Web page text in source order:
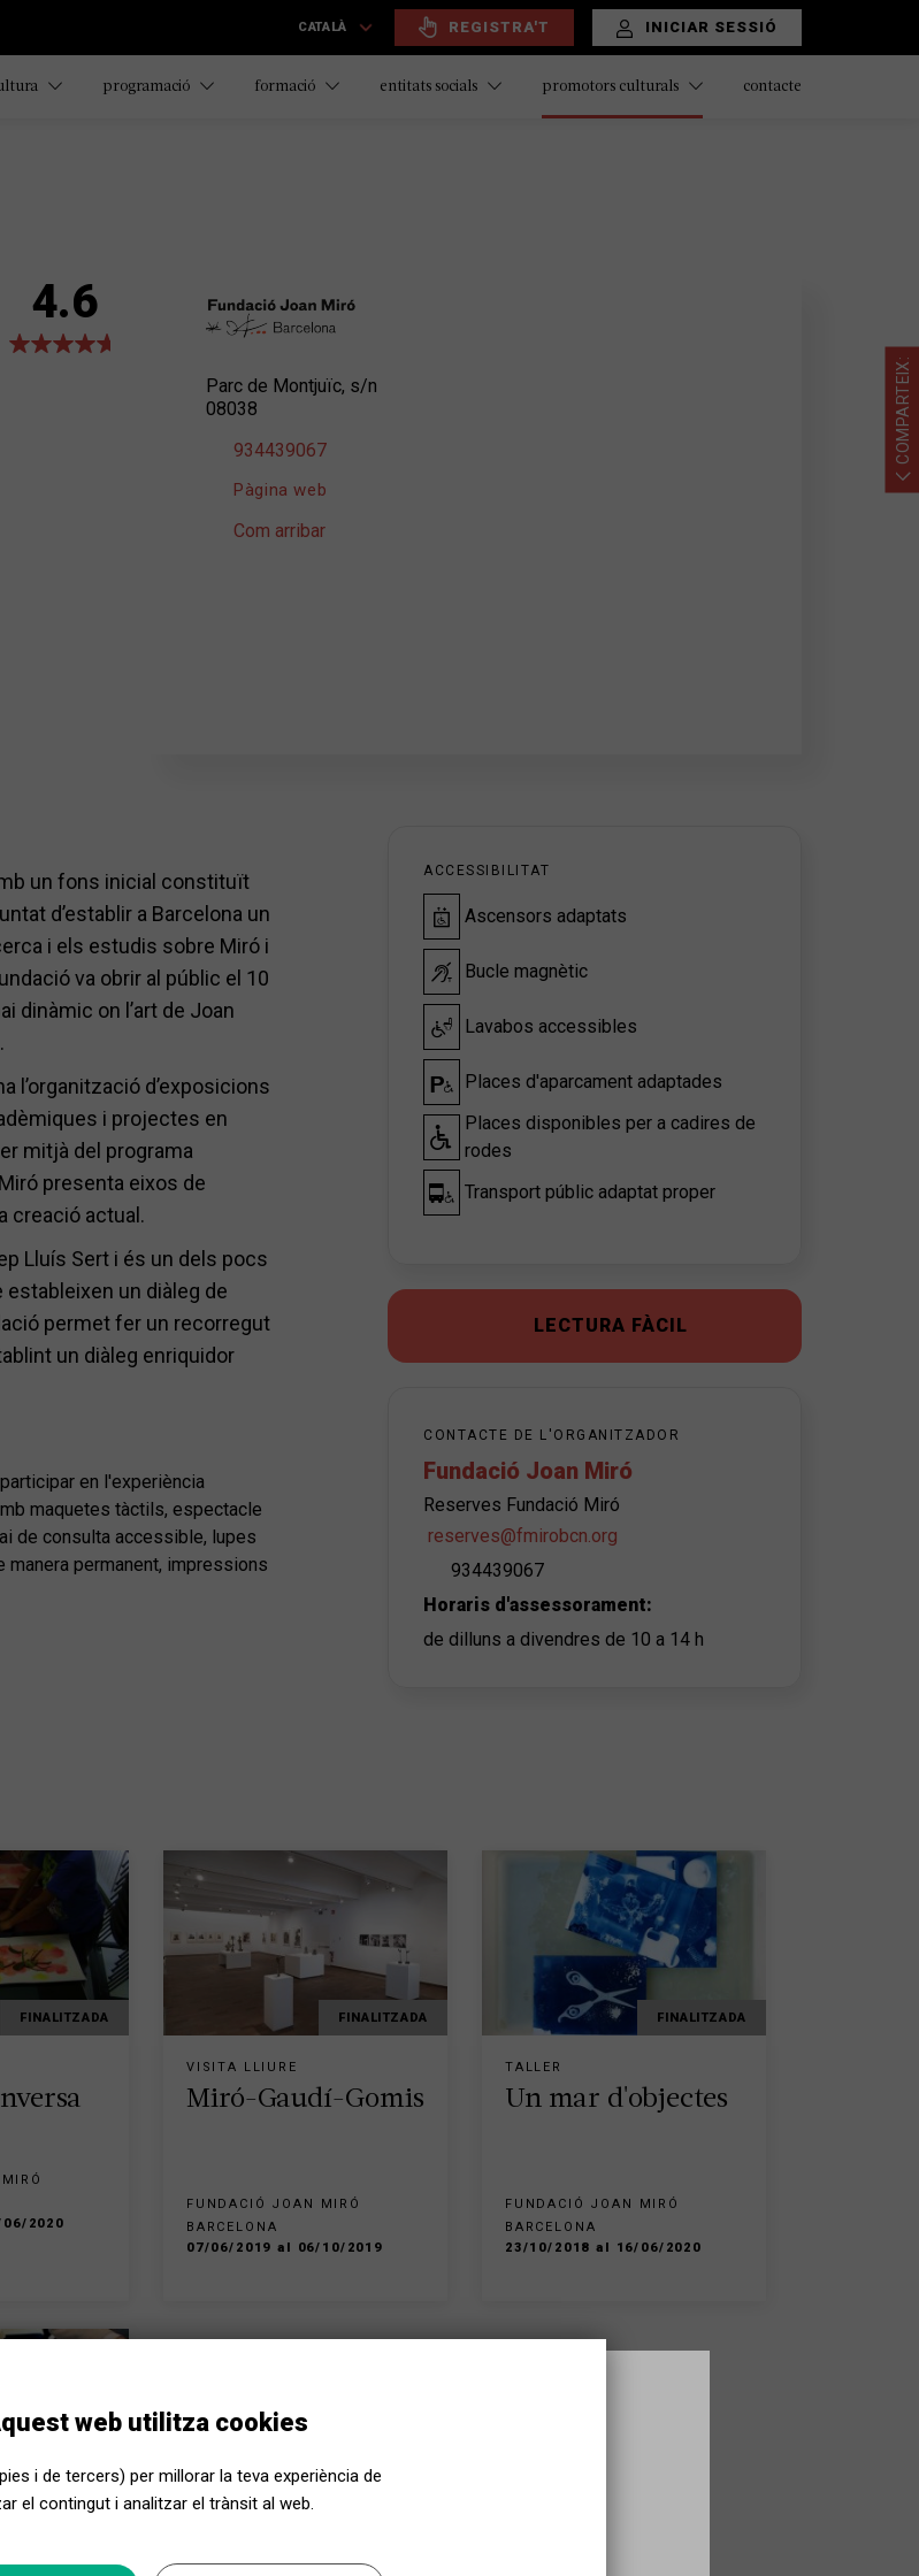
CATALÀ REGISTRA'T INICIAR SESSIÓ
programació formació entitats socials promotors culturals contacte
4.6
Parc de Montjuïc, s/n
08038
934439067
Pàgina web
Com arribar
un fons inicial constituït
d’establir a Barcelona un
i els estudis sobre Miró i
va obrir al públic el 10
dinàmic on l’art de Joan
l’organització d’exposicions
i projectes en
mitjà del programa
presenta eixos de
creació actual.
Lluís Sert i és un dels pocs
un diàleg de
permet fer un recorregut
un diàleg enriquidor
en l'experiència
maquetes tàctils, espectacle
de consulta accessible, lupes
permanent, impressions
ACCESSIBILITAT
Ascensors adaptats
Bucle magnètic
Lavabos accessibles
Places d'aparcament adaptades
Places disponibles per a cadires de
rodes
Transport públic adaptat proper
LECTURA FÀCIL
CONTACTE DE L'ORGANITZADOR
Fundació Joan Miró
Reserves Fundació Miró
reserves@fmirobcn.org
934439067
Horaris d'assessorament:
de dilluns a divendres de 10 a 14 h
FINALITZADA
2020
FINALITZADA
VISITA LLIURE
Miró-Gaudí-Gomis
FUNDACIÓ JOAN MIRÓ
BARCELONA
07/06/2019 al 06/10/2019
FINALITZADA
TALLER
Un mar d'objectes
FUNDACIÓ JOAN MIRÓ
BARCELONA
23/10/2018 al 16/06/2020
FINALITZADA
COMPARTEIX:
web utilitza cookies
i de tercers) per millorar la teva experiència de
el contingut i analitzar el trànsit al web.